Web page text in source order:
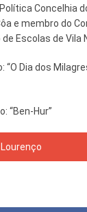
Concelhia
e membro do
Escolas de Vila
“O Dia dos
“Ben-Hur”